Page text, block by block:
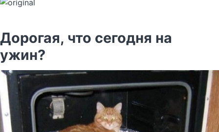
Дорогая, что сегодня на
ужин?